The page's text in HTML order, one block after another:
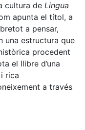
cultura de Lingua
apunta el títol, a
a pensar,
una estructura que
procedent
el llibre d’una
rica
a través